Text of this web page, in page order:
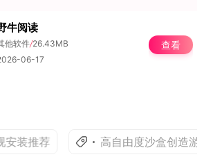
牛阅读
他软件/26.43MB
06-17
查看
装推荐 高自由度沙盒创造游